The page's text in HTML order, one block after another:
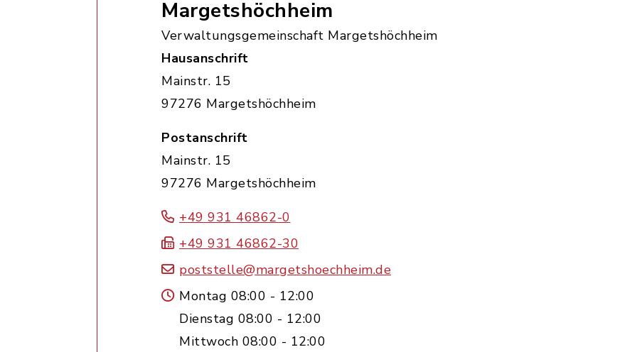
Margetshöchheim
Verwaltungsgemeinschaft Margetshöchheim
Hausanschrift
Mainstr. 15
97276 Margetshöchheim
Postanschrift
Mainstr. 15
97276 Margetshöchheim
+49 931 46862-0
+49 931 46862-30
poststelle@margetshoechheim.de
Montag 08:00 - 12:00
Dienstag 08:00 - 12:00
Mittwoch 08:00 - 12:00